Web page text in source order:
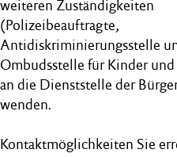
weiteren Zuständigkeiten
(Polizeibeauftragte,
Antidiskriminierungsstelle
Ombudsstelle für Kinder
an die Dienststelle der
wenden.
Kontaktmöglichkeiten Sie